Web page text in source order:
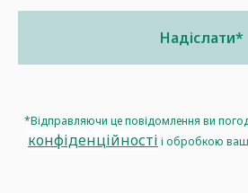
Надіслати*
*Відправляючи це повідомлення ви
конфіденційності і обробкою